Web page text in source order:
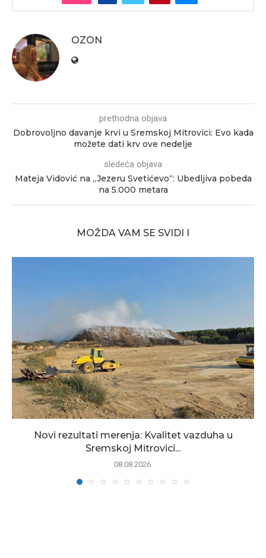
OZON
prethodna objava
Dobrovoljno davanje krvi u Sremskoj Mitrovici: Evo kada
možete dati krv ove nedelje
sledeća objava
Mateja Vidović na „Jezeru Svetićevo“: Ubedljiva pobeda
na 5.000 metara
MOŽDA VAM SE SVIDI I
Novi rezultati merenja: Kvalitet vazduha u
Sremskoj Mitrovici...
08.08.2026.